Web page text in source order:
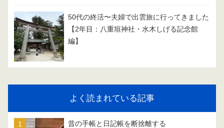
50代の終活〜夫婦で出雲旅に行ってきました
【2年目：八重垣神社・水木しげる記念館
編】
よく読まれている記事
昔の手帳と日記帳を断捨離する